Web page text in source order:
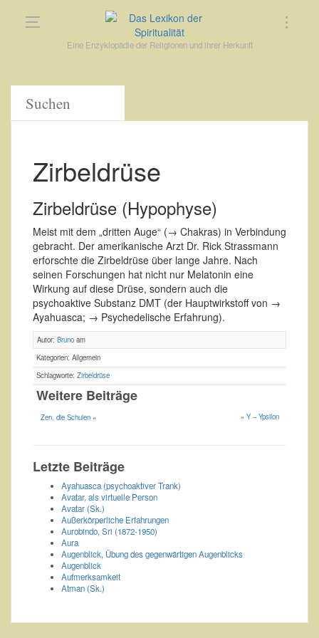
Eine Enzyklopädie der Religionen und ihrer Herkunft
Zirbeldrüse
Zirbeldrüse (Hypophyse)
Meist mit dem „dritten Auge“ (→ Chakras) in Verbindung
gebracht. Der amerikanische Arzt Dr. Rick Strassmann
erforschte die Zirbeldrüse über lange Jahre. Nach
seinen Forschungen hat nicht nur Melatonin eine
Wirkung auf diese Drüse, sondern auch die
psychoaktive Substanz DMT (der Hauptwirkstoff von →
Ayahuasca; → Psychedelische Erfahrung).
Autor: Bruno am
Kategorien: Allgemein
Schlagworte: Zirbeldrüse
Weitere Beiträge
Zen, die Schulen« » Y – Ypsilon
Letzte Beiträge
Ayahuasca (psychoaktiver Trank)
Avatar, als virtuelle Person
Avatar (Sk.)
Außerkörperliche Erfahrungen
Aurobindo, Sri (1872-1950)
Aura
Augenblick, Übung des gegenwärtigen Augenblicks
Augenblick
Aufmerksamkeit
Atman (Sk.)